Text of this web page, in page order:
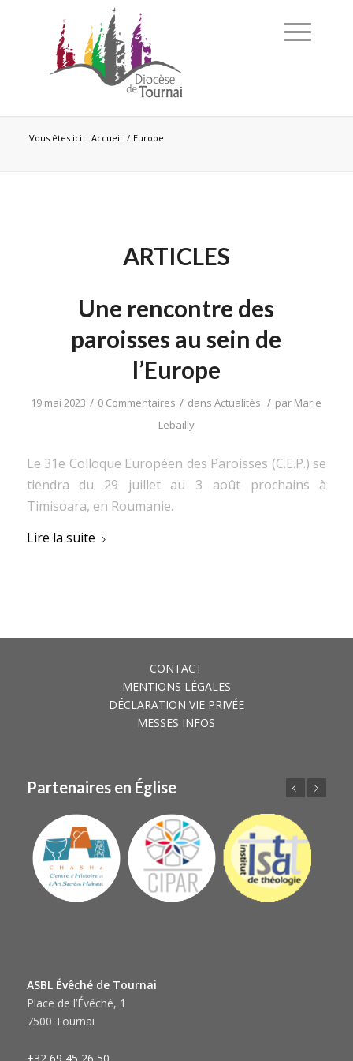
Vous êtes ici : Accueil / Europe
ARTICLES
Une rencontre des
paroisses au sein de
l’Europe
19 mai 2023 / 0 Commentaires / dansActualités / par Marie
Lebailly
Le 31e Colloque Européen des Paroisses (C.E.P.) se
tiendra du 29 juillet au 3 août prochains à
Timisoara, en Roumanie.
Lire la suite
CONTACT
MENTIONS LÉGALES
DÉCLARATION VIE PRIVÉE
MESSES INFOS
Partenaires en Église
ASBL Évêché de Tournai
Place de l’Évêché, 1
7500 Tournai